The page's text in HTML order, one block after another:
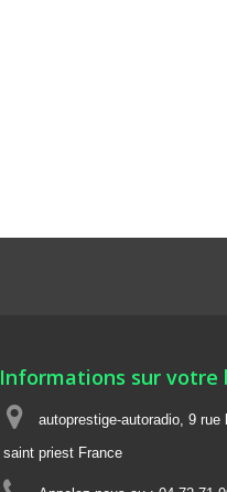
Informations sur votre
autoprestige-autoradio, 9
saint priest France